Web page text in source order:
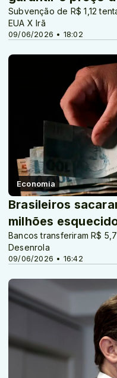
09/06/2026 • 18:02
Subvenção de R$ 1,12
EUA X Irã
Economia
09/06/2026 • 16:42
Brasileiros
milhões
Bancos transferiram R$
Desenrola